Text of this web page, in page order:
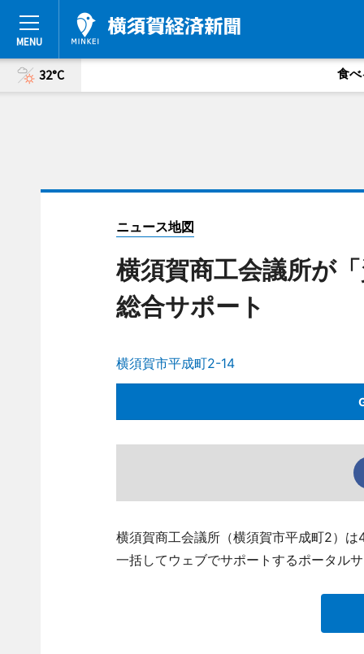
32°C 食べ
ニュース地図
横須賀商工会議所が
総合サポート
横須賀市平成町2-14
横須賀商工会議所（横須賀市平成町2）
一括してウェブでサポートするポータル